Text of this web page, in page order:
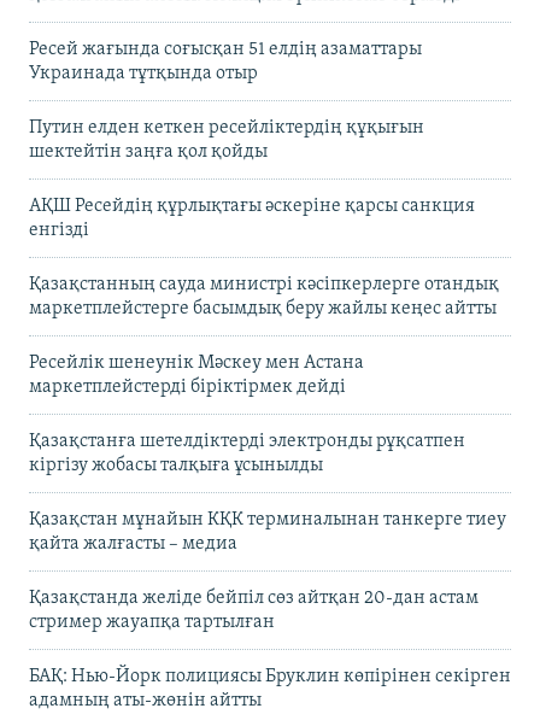
Ресей жағында соғысқан 51 елдің азаматтары
Украинада тұтқында отыр
Путин елден кеткен ресейліктердің құқығын
шектейтін заңға қол қойды
АҚШ Ресейдің құрлықтағы әскеріне қарсы санкция
енгізді
Қазақстанның сауда министрі кәсіпкерлерге отандық
маркетплейстерге басымдық беру жайлы кеңес айтты
Ресейлік шенеунік Мәскеу мен Астана
маркетплейстерді біріктірмек дейді
Қазақстанға шетелдіктерді электронды рұқсатпен
кіргізу жобасы талқыға ұсынылды
Қазақстан мұнайын КҚК терминалынан танкерге тиеу
қайта жалғасты – медиа
Қазақстанда желіде бейпіл сөз айтқан 20-дан астам
стример жауапқа тартылған
БАҚ: Нью-Йорк полициясы Бруклин көпірінен секірген
адамның аты-жөнін айтты